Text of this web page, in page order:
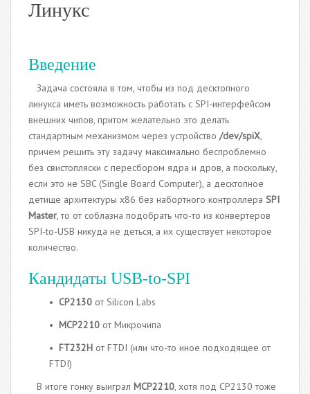
Линукс
Введение
Задача состояла в том, чтобы из под десктопного
линукса иметь возможность работать с SPI-интерфейсом
внешних чипов, притом желательно это делать
стандартным механизмом через устройство /dev/spiХ,
причем решить эту задачу максимально беспроблемно
без свистопляски с пересбором ядра и дров, а поскольку,
если это не SBC (Single Board Computer), а десктопное
детище архитектуры x86 без набортного контроллера SPI
Master, то от соблазна подобрать что-то из конвертеров
SPI-to-USB никуда не деться, а их существует некоторое
количество.
Кандидаты USB-to-SPI
• CP2130 от Silicon Labs
• MCP2210 от Микрочипа
• FT232H от FTDI (или что-то иное подходящее от
FTDI)
В итоге гонку выиграл MCP2210, хотя под CP2130 тоже